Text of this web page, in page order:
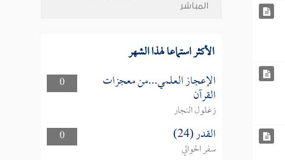
المباشر
الأكثر استماعا لهذا الشهر
0 الإعجاز العلمي...من معجزات
القرآن
زغلول النجار
0
القدر (24)
سفر الحوالي